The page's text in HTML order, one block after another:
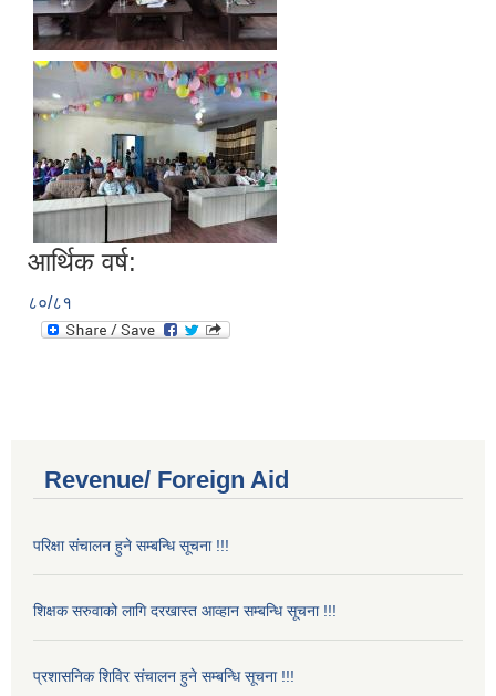
आर्थिक वर्ष:
८०/८१
Revenue/ Foreign Aid
परिक्षा संचालन हुने सम्बन्धि सूचना !!!
शिक्षक सरुवाको लागि दरखास्त आव्हान सम्बन्धि सूचना !!!
प्रशासनिक शिविर संचालन हुने सम्बन्धि सूचना !!!